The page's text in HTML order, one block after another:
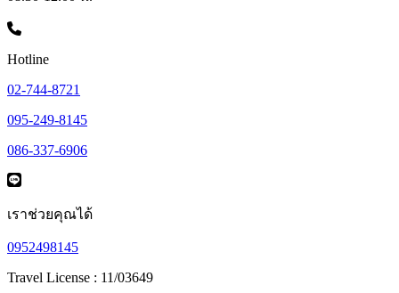
Hotline
02-744-8721
095-249-8145
086-337-6906
เราช่วยคุณได้
0952498145
Travel License : 11/03649